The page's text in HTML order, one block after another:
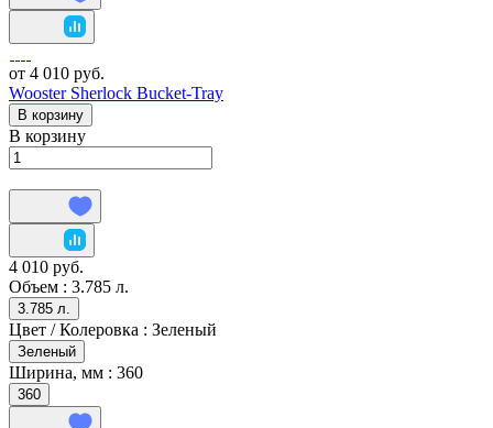
от 4 010 руб.
Wooster Sherlock Bucket-Tray
В корзину
В корзину
4 010 руб.
Объем : 3.785 л.
3.785 л.
Цвет / Колеровка : Зеленый
Зеленый
Ширина, мм : 360
360